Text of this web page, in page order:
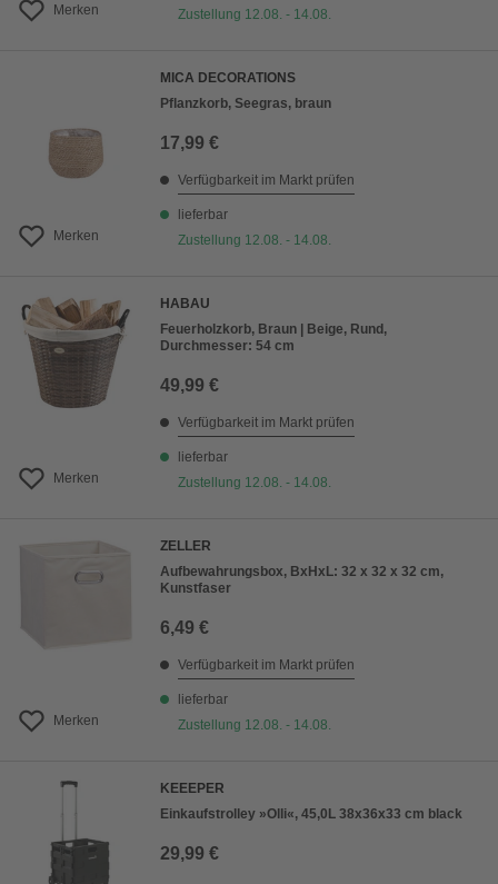
Merken
Zustellung 12.08. - 14.08.
Merken
MICA DECORATIONS
Pflanzkorb, Seegras, braun
17,99 €
Verfügbarkeit im Markt prüfen
lieferbar
Zustellung 12.08. - 14.08.
Merken
HABAU
Feuerholzkorb, Braun | Beige, Rund,
Durchmesser: 54 cm
49,99 €
Verfügbarkeit im Markt prüfen
lieferbar
Zustellung 12.08. - 14.08.
Merken
ZELLER
Aufbewahrungsbox, BxHxL: 32 x 32 x 32 cm,
Kunstfaser
6,49 €
Verfügbarkeit im Markt prüfen
lieferbar
Zustellung 12.08. - 14.08.
KEEEPER
Einkaufstrolley »Olli«, 45,0L 38x36x33 cm black
29,99 €